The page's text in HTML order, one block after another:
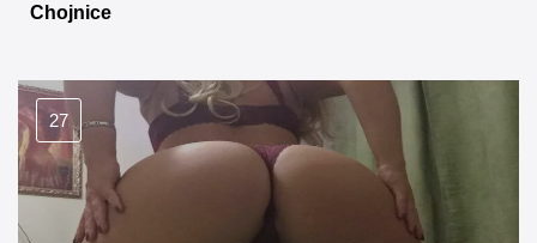
Chojnice
27